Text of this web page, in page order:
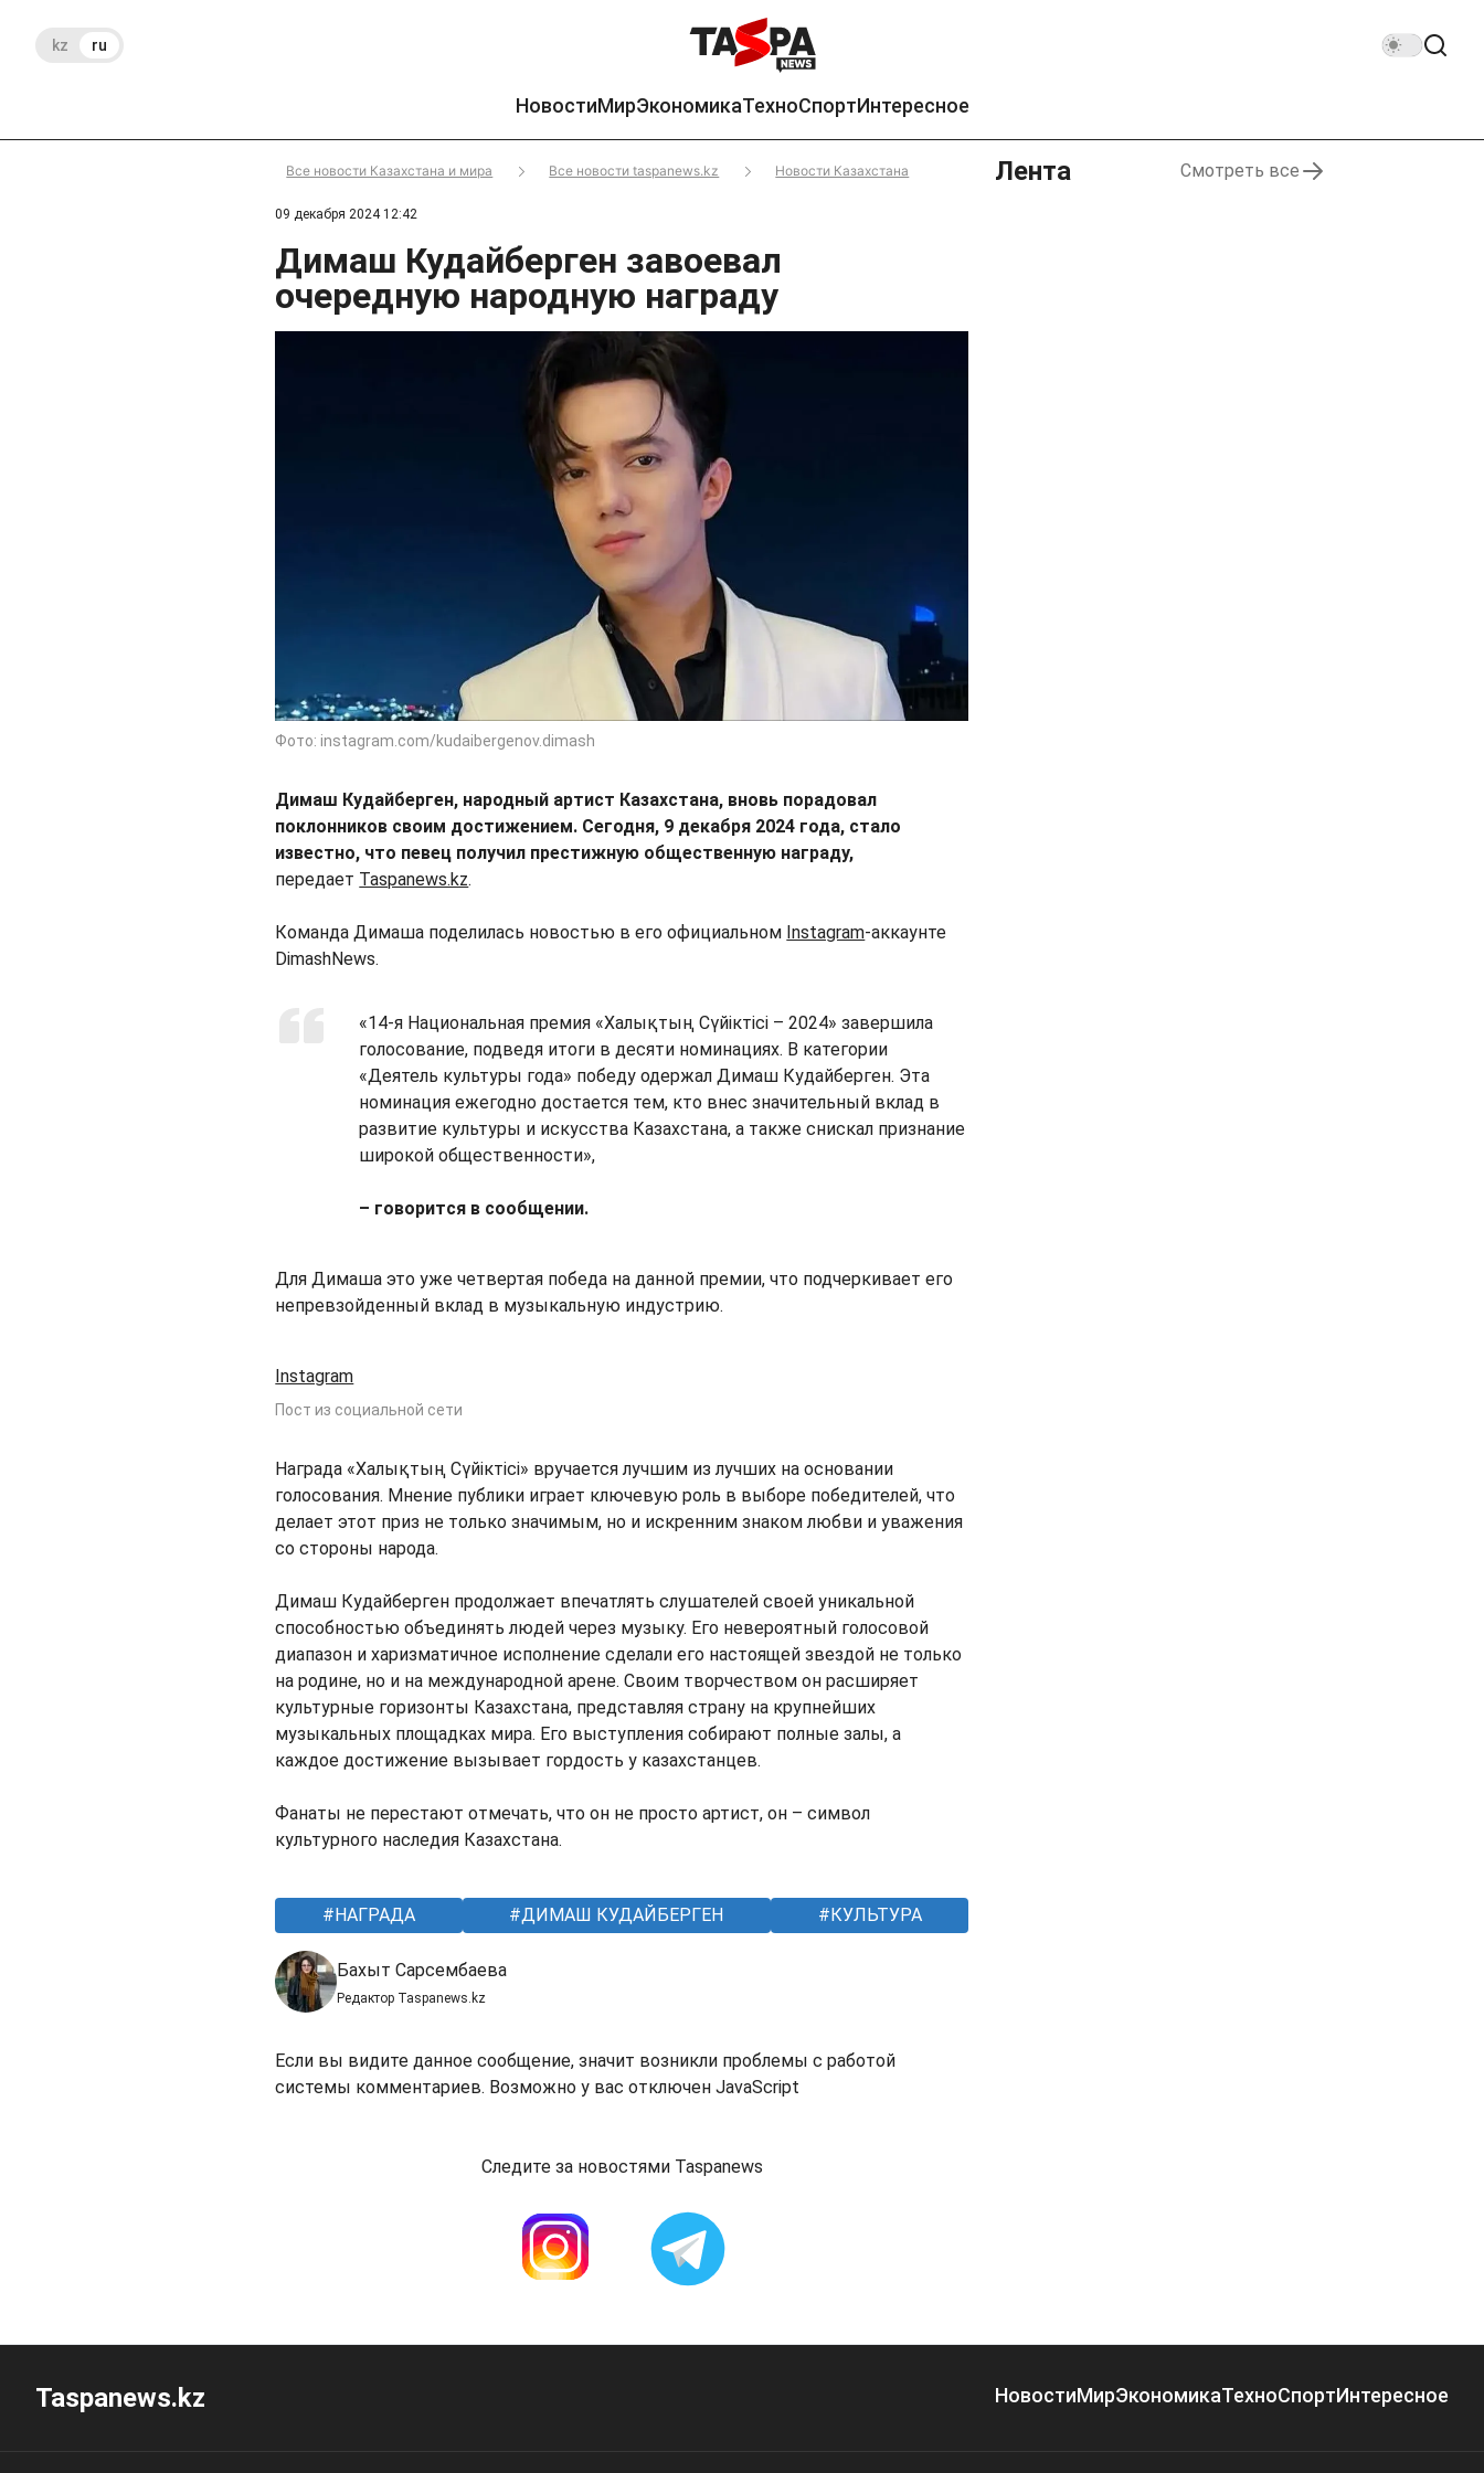
kz ru
НовостиМирЭкономикаТехноСпортИнтересное
Все новости Казахстана и мира Все новости taspanews.kz Новости Казахстана
09 декабря 2024 12:42
Димаш Кудайберген завоевал
очередную народную награду
Фото: instagram.com/kudaibergenov.dimash
Димаш Кудайберген, народный артист Казахстана, вновь порадовал
поклонников своим достижением. Сегодня, 9 декабря 2024 года, стало
известно, что певец получил престижную общественную награду,
передает Taspanews.kz.
Команда Димаша поделилась новостью в его официальном Instagram-аккаунте
DimashNews.
«14-я Национальная премия «Халықтың Сүйіктісі – 2024» завершила
голосование, подведя итоги в десяти номинациях. В категории
«Деятель культуры года» победу одержал Димаш Кудайберген. Эта
номинация ежегодно достается тем, кто внес значительный вклад в
развитие культуры и искусства Казахстана, а также снискал признание
широкой общественности»,
– говорится в сообщении.
Для Димаша это уже четвертая победа на данной премии, что подчеркивает его
непревзойденный вклад в музыкальную индустрию.
Instagram
Пост из социальной сети
Награда «Халықтың Сүйіктісі» вручается лучшим из лучших на основании
голосования. Мнение публики играет ключевую роль в выборе победителей, что
делает этот приз не только значимым, но и искренним знаком любви и уважения
со стороны народа.
Димаш Кудайберген продолжает впечатлять слушателей своей уникальной
способностью объединять людей через музыку. Его невероятный голосовой
диапазон и харизматичное исполнение сделали его настоящей звездой не только
на родине, но и на международной арене. Своим творчеством он расширяет
культурные горизонты Казахстана, представляя страну на крупнейших
музыкальных площадках мира. Его выступления собирают полные залы, а
каждое достижение вызывает гордость у казахстанцев.
Фанаты не перестают отмечать, что он не просто артист, он – символ
культурного наследия Казахстана.
НАГРАДА ДИМАШ КУДАЙБЕРГЕН КУЛЬТУРА
Бахыт Сарсембаева
Редактор Taspanews.kz
Если вы видите данное сообщение, значит возникли проблемы с работой
системы комментариев. Возможно у вас отключен JavaScript
Следите за новостями Taspanews
Лента Смотреть все
Taspanews.kz НовостиМирЭкономикаТехноСпортИнтересное